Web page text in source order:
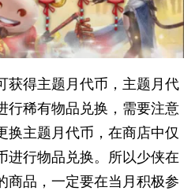
获得主题月代币，主题月代
行稀有物品兑换，需要注意
换主题月代币，在商店中仅
进行物品兑换。所以少侠在
商品，一定要在当月积极参